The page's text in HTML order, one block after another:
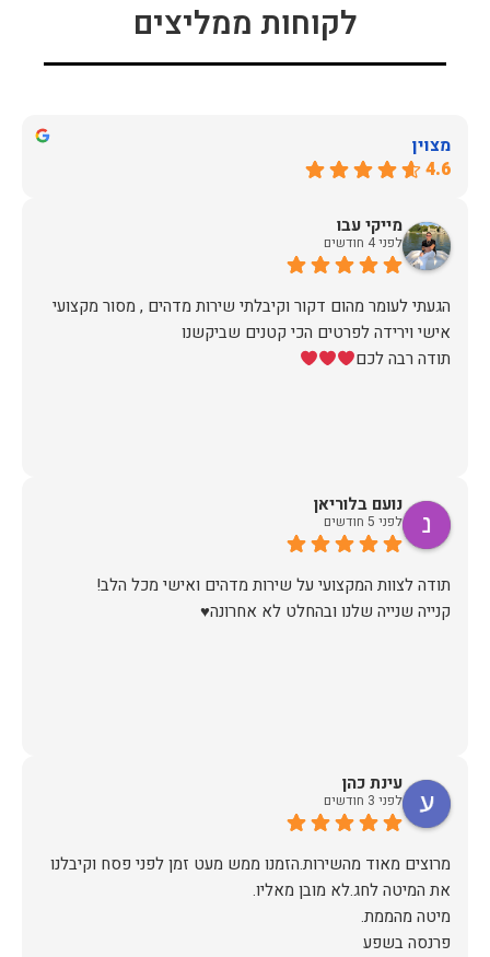
לקוחות ממליצים
מצוין
4.6
מייקי עבו
לפני 4 חודשים
הגעתי לעומר מהום דקור וקיבלתי שירות מדהים , מסור מקצועי
תודה רבה לכם
נועם בלוריאן
לפני 5 חודשים
קנייה שנייה שלנו ובהחלט לא אחרונה♥️
עינת כהן
לפני 3 חודשים
מרוצים מאוד מהשירות.הזמנו ממש מעט זמן לפני פסח וקיבלנו
פרנסה בשפע